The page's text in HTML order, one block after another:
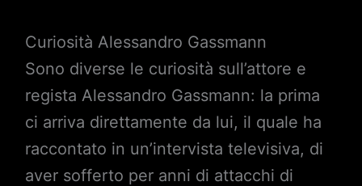
Curiosità Alessandro Gassmann
Sono diverse le curiosità sull’attore e
regista Alessandro Gassmann: la prima
ci arriva direttamente da lui, il quale ha
raccontato in un’intervista televisiva, di
aver sofferto per anni di attacchi di